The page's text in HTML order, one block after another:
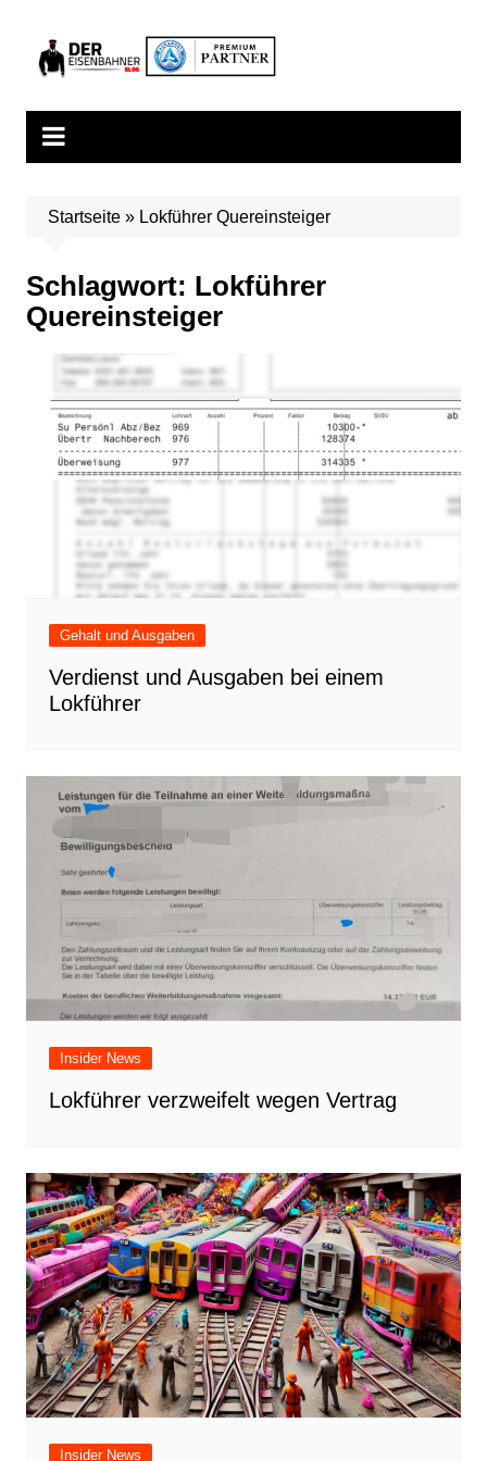
springen
Startseite» Lokführer Quereinsteiger
Schlagwort: Lokführer
Quereinsteiger
Gehalt und Ausgaben
Verdienst und Ausgaben bei einem
Lokführer
Insider News
Lokführer verzweifelt wegen Vertrag
Insider News